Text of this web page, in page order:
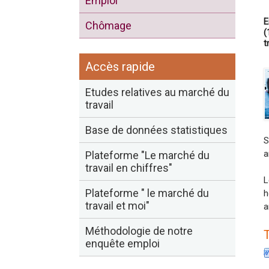
Chômage
Accès rapide
Etudes relatives au marché du
travail
Base de données statistiques
Plateforme "Le marché du
travail en chiffres"
Plateforme " le marché du
travail et moi"
Méthodologie de notre
enquête emploi